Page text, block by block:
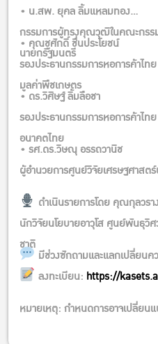
• น.สพ. ยุคล ลิ้มแหลมทอง
กรรมการผู้ทรงคุณวุฒิในคณะกรร
นายกรัฐมนตรี
• คุณชูศักดิ์ ชื่นประโยชน์
รองประธานกรรมการหอการค้าไ
มูลค่าพืชเกษตร
• ดร.วิศิษฐ์ ลิ้มลือชา
รองประธานกรรมการหอการค้าไ
อนาคตไทย
• รศ.ดร.วิษณุ อรรถวานิช
ผู้อำนวยการศูนย์วิจัยเศรษฐศาส
ดำเนินรายการโดย คุณกุลวร
นักวิจัยนโยบายอาวุโส ศูนย์พันธุวิ
ชาติ
มีช่วงซักถามและแลกเปลี่ยนค
ลงทะเบียน: https://
หมายเหตุ: กำหนดการอาจเปลี่ยน